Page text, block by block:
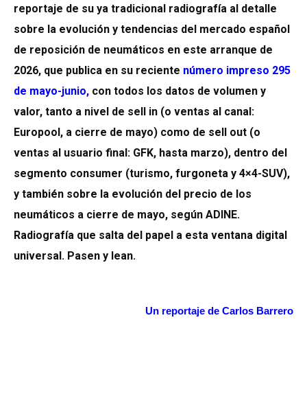
reportaje de su ya tradicional radiografía al detalle
sobre la evolución y tendencias del mercado español
de reposición de neumáticos en este arranque de
2026, que publica en su reciente número impreso 295
de mayo-junio, con todos los datos de volumen y
valor, tanto a nivel de sell in (o ventas al canal:
Europool, a cierre de mayo) como de sell out (o
ventas al usuario final: GFK, hasta marzo), dentro del
segmento consumer (turismo, furgoneta y 4×4-SUV),
y también sobre la evolución del precio de los
neumáticos a cierre de mayo, según ADINE.
Radiografía que salta del papel a esta ventana digital
universal. Pasen y lean.
Un reportaje de Carlos Barrero